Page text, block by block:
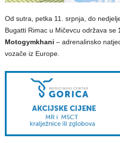
Od sutra, petka 11. srpnja, do
Bugatti Rimac u Mičevcu održava se
Motogymkhani – adrenalinsko
vozače iz Europe.